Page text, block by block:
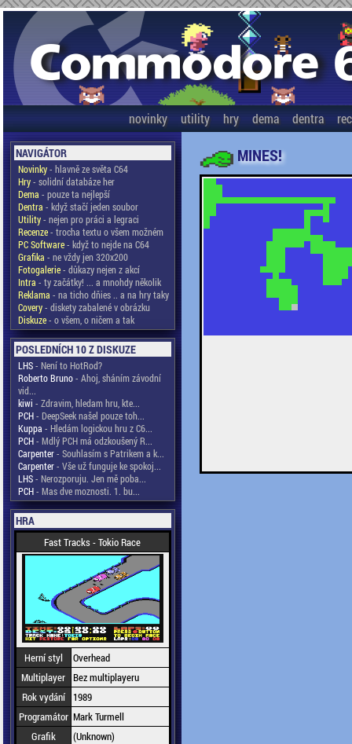
novinky utility hry dema dentra
NAVIGÁTOR
Novinky- hlavně ze světa C64
Hry- solidní databáze her
Dema - pouze ta nejlepší
Dentra - když stačí jeden soubor
Utility- nejen pro práci a legraci
Recenze- trocha textu o všem možném
PC Software- když to nejde na C64
Grafika - ne vždy jen 320x200
Fotogalerie- důkazy nejen z akcí
Intra - ty začátky! ... a mnohdy několik
Reklama - na ticho dňies .. a na hry taky
Covery- diskety zabalené v obrázku
Diskuze- o všem, o ničem a tak
POSLEDNÍCH 10 Z DISKUZE
LHS- Není to HotRod?
Roberto Bruno- Ahoj, sháním závodní
vid...
kiwi - Zdravim, hledam hru, kte...
PCH- DeepSeek našel pouze toh...
Kuppa - Hledám logickou hru z C6...
PCH- Mdlý PCH má odzkoušený R...
Carpenter- Souhlasím s Patrikem a k...
Carpenter- Vše už funguje ke spokoj...
LHS- Nerozporuju. Jen mě poba...
PCH- Mas dve moznosti. 1. bu...
HRA
Fast Tracks - Tokio Race
Herní styl
Overhead
Multiplayer Bez multiplayeru
Rok vydání
1989
Programátor Mark Turmell
Grafik
(Unknown)
MINES!